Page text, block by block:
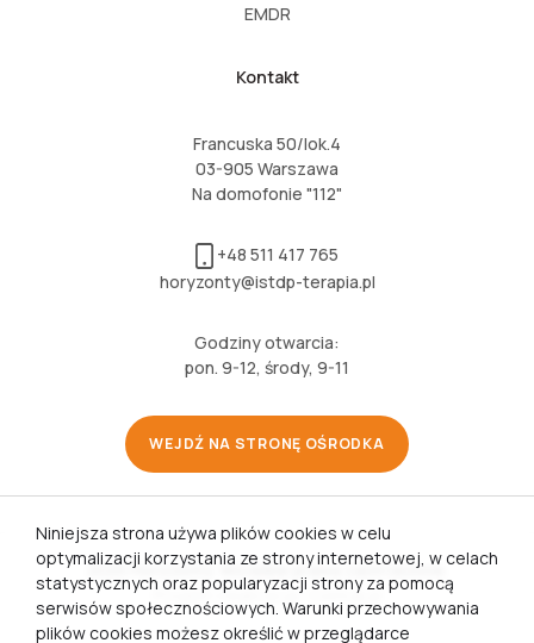
Niniejsza strona używa plików cookies w celu
optymalizacji korzystania ze strony internetowej, w celach
statystycznych oraz popularyzacji strony za pomocą
serwisów społecznościowych. Warunki przechowywania
plików cookies możesz określić w przeglądarce
EMDR
Kontakt
Francuska 50/lok.4
03-905 Warszawa
Na domofonie "112"
+48 511 417 765
horyzonty@istdp-terapia.pl
Godziny otwarcia:
pon. 9-12, środy, 9-11
WEJDŹ NA STRONĘ OŚRODKA
2025 Horyzonty. Wszelkie prawa zastrzeżone.
Projekt i realizacja: ComUp.pl